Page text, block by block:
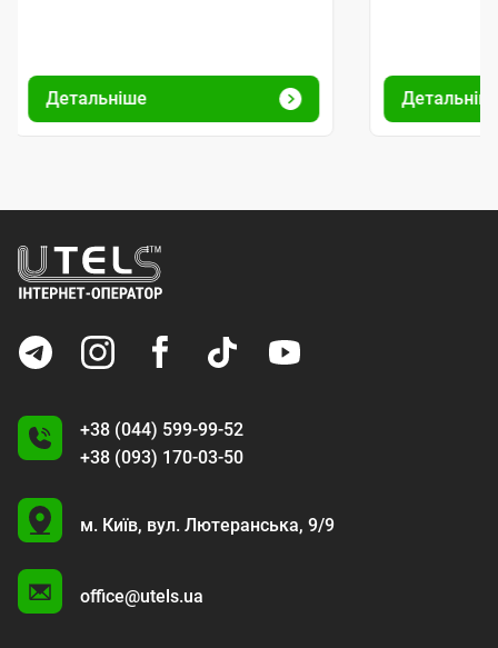
Детальніше
+38 (044) 599-99-52
+38 (093) 170-03-50
U
м. Київ, вул. Лютеранська, 9/9
office@utels.ua